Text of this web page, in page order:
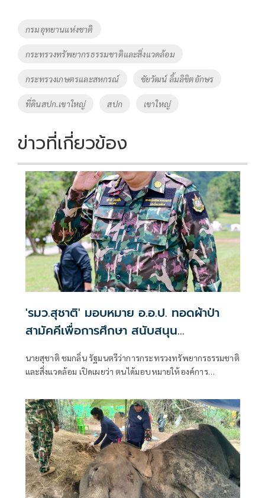
o
k
Li
k
Tags
กรมอุทยานแห่งชาติ
กระทรวงทรัพยากรธรรมชาติและสิ่งแวดล้อม
กระทรวงเกษตรและสหกรณ์ ชัยวัฒน์ ลิ้มลิขิตอักษร
ที่ดินสปก.เขาใหญ่ สปก เขาใหญ่
ข่าวที่เกี่ยวข้อง
'รมว.สุชาติ' มอบหมาย อ.อ.ป. ทอดผ้าป่า
สามัคคีเพื่อการศึกษา สนับสนุน
คอมพิวเตอร์ 22 เครื่อง เติมโอกาสเด็ก
โรงเรียนบ้านกิ่วลม จ.เชียงใหม่
นายสุชาติ ชมกลิ่น รัฐมนตรีว่าการกระทรวงทรัพยากรธรรมชาติ
และสิ่งแวดล้อม เปิดเผยว่า ตนได้มอบหมายให้องค์การ
สามัคคีเพื่อการศึกษา กระทรวงทรัพยากรธรรมชาติและสิ่ง
แวดล้อม” ณ โรงเรียนบ้านกิ่วลม ตำบลบ่อหลวง อำเภอฮอด
จังหวัดเชียงใหม่ เพื่อสนับสนุนการศึกษาและเพิ่มโอกาสให้กับ
เด็กและเยาวชนในพื้นที่ โดยสนับสนุนคอมพิวเตอร์ จำนวน 22
เครื่อง สำหรับใช้ในการเรียนการสอนและส่งเสริมทักษะด้าน
เทคโนโลยีสารสนเทศ